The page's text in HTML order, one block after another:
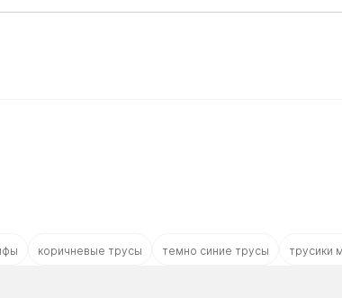
коричневые трусы темно синие трусы трусики